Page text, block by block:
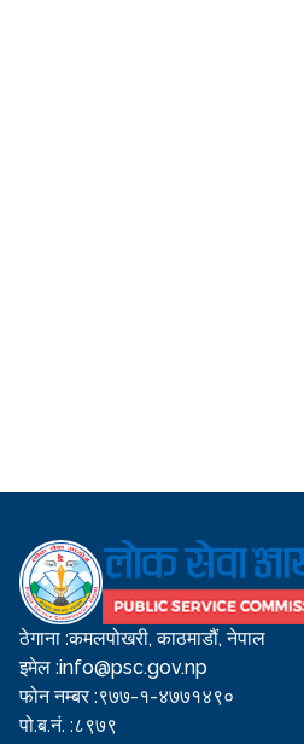
ठेगाना :कमलपोखरी, काठमाडौं, नेपाल
इमेल :info@psc.gov.np
फोन नम्बर :९७७-१-४७७१४९०
पो.ब.नं. :८९७९